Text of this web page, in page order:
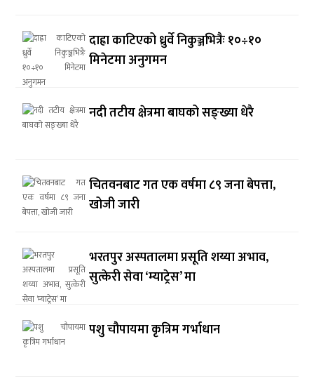
दाह्रा काटिएको ध्रुर्वे निकुञ्जभित्रैः १०÷१०
मिनेटमा अनुगमन
नदी तटीय क्षेत्रमा बाघको सङ्ख्या धेरै
चितवनबाट गत एक वर्षमा ८९ जना बेपत्ता,
खोजी जारी
भरतपुर अस्पतालमा प्रसूति शय्या अभाव,
सुत्केरी सेवा ‘म्याट्रेस’ मा
पशु चौपायमा कृत्रिम गर्भाधान